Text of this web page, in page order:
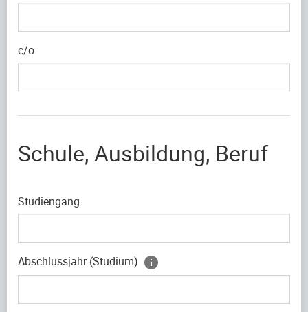
c/o
Schule, Ausbildung, Beruf
Studiengang
Abschlussjahr (Studium)